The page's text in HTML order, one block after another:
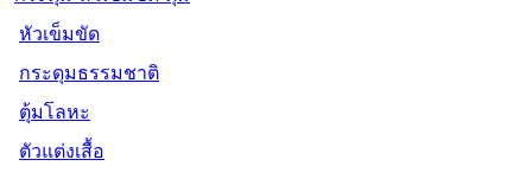
หัวเข็มขัด
กระดุมธรรมชาติ
ตุ้มโลหะ
ตัวแต่งเสื้อ